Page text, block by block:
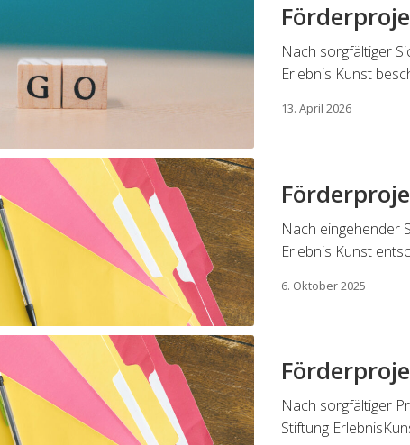
Nach sorgfältiger
Erlebnis Kunst
13. April 2026
Nach eingehender
Erlebnis Kunst
6. Oktober 2025
Nach sorgfältiger
Stiftung